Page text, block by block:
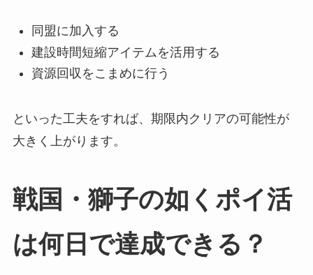
同盟に加入する
建設時間短縮アイテムを活用する
資源回収をこまめに行う
といった工夫をすれば、期限内クリアの可能性が
大きく上がります。
戦国・獅子の如くポイ活
は何日で達成できる？